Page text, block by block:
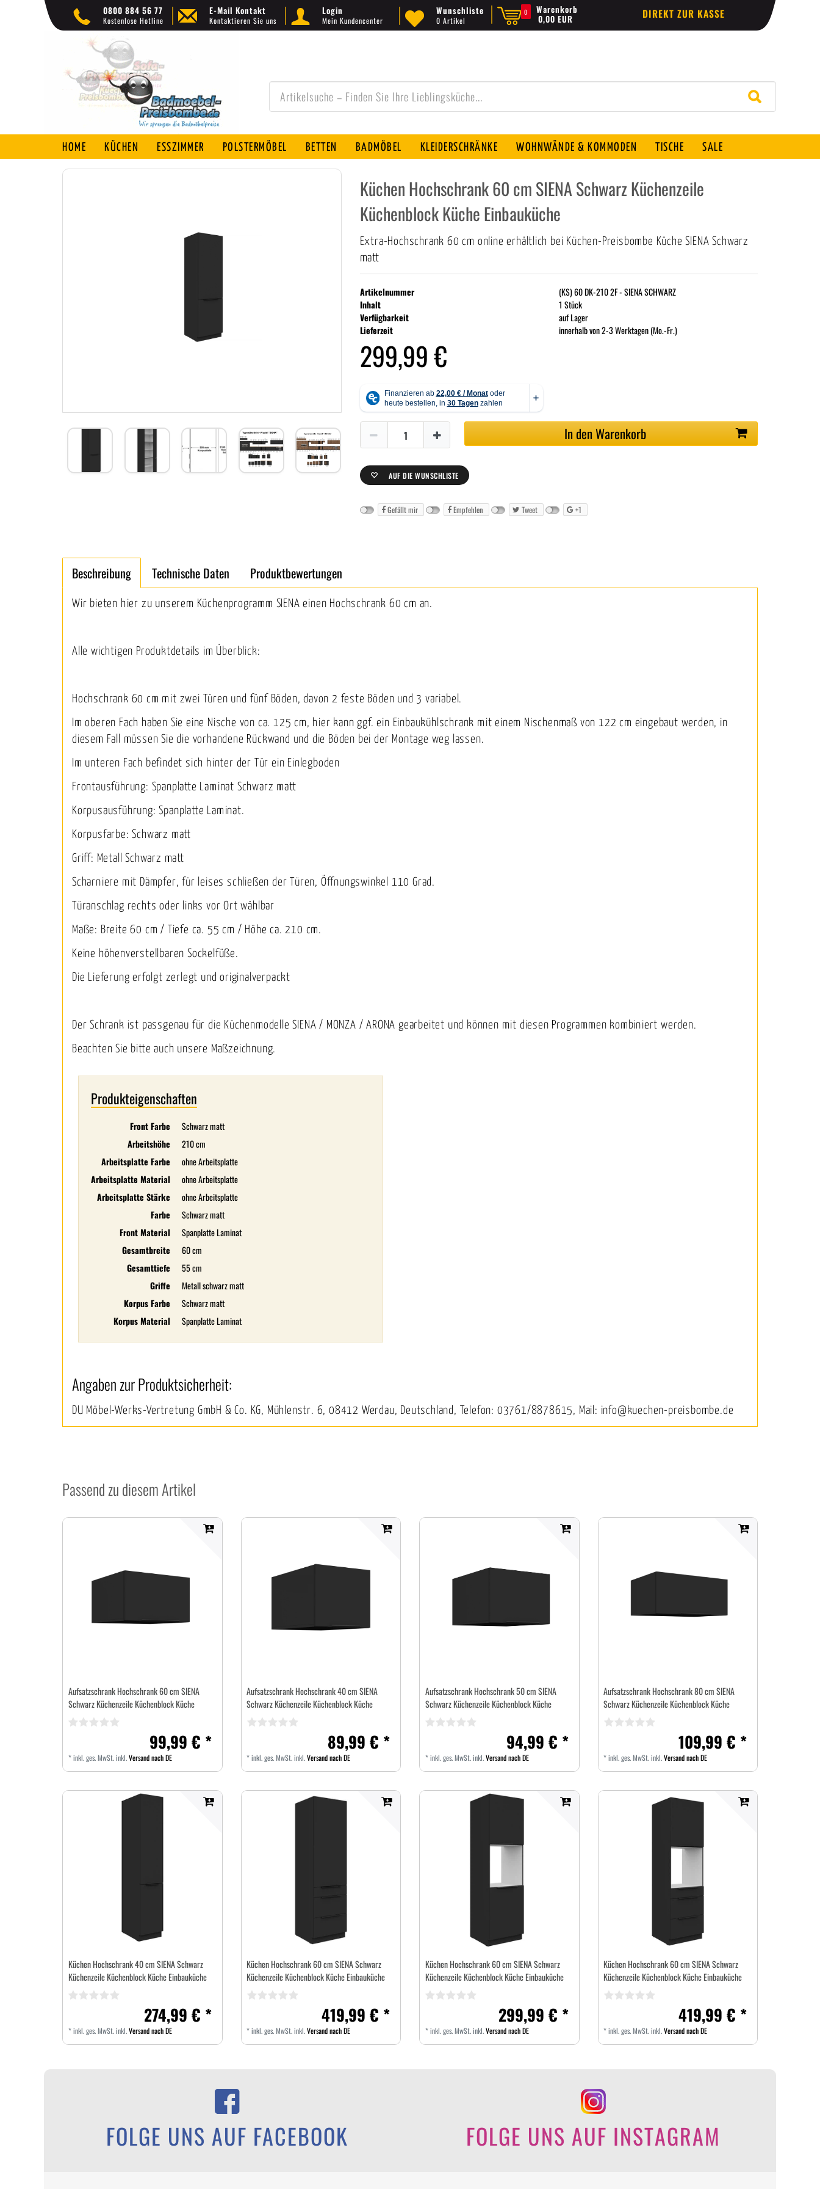
0800 884 56 77
Kostenlose Hotline
E-Mail Kontakt
Kontaktieren Sie uns
Login
Mein Kundencenter
Wunschliste
0 Artikel
Warenkorb
0,00 EUR
0 DIREKT ZUR KASSE
HOME KÜCHEN ESSZIMMER POLSTERMÖBEL BETTEN BADMÖBEL KLEIDERSCHRÄNKE WOHNWÄNDE & KOMMODEN TISCHE SALE
Küchen Hochschrank 60 cm SIENA Schwarz Küchenzeile
Küchenblock Küche Einbauküche
Extra-Hochschrank 60 cm online erhältlich bei Küchen-Preisbombe Küche SIENA Schwarz
matt
Artikelnummer
(KS) 60 DK-210 2F - SIENA SCHWARZ
Inhalt
1 Stück
Verfügbarkeit
Lieferzeit
auf Lager
innerhalb von 2-3 Werktagen (Mo.-Fr.)
299,99 €
In den Warenkorb
AUF DIE WUNSCHLISTE
Gefällt mir Empfehlen Tweet +1
Beschreibung Technische Daten Produktbewertungen
Wir bieten hier zu unserem Küchenprogramm SIENA einen Hochschrank 60 cm an.
Alle wichtigen Produktdetails im Überblick:
Hochschrank 60 cm mit zwei Türen und fünf Böden, davon 2 feste Böden und 3 variabel.
Im oberen Fach haben Sie eine Nische von ca. 125 cm, hier kann ggf. ein Einbaukühlschrank mit einem Nischenmaß von 122 cm eingebaut werden, in
diesem Fall müssen Sie die vorhandene Rückwand und die Böden bei der Montage weg lassen.
Im unteren Fach befindet sich hinter der Tür ein Einlegboden
Frontausführung: Spanplatte Laminat Schwarz matt
Korpusausführung: Spanplatte Laminat.
Korpusfarbe: Schwarz matt
Griff: Metall Schwarz matt
Scharniere mit Dämpfer, für leises schließen der Türen, Öffnungswinkel 110 Grad.
Türanschlag rechts oder links vor Ort wählbar
Maße: Breite 60 cm / Tiefe ca. 55 cm / Höhe ca. 210 cm.
Keine höhenverstellbaren Sockelfüße.
Die Lieferung erfolgt zerlegt und originalverpackt
Der Schrank ist passgenau für die Küchenmodelle SIENA / MONZA / ARONA gearbeitet und können mit diesen Programmen kombiniert werden.
Beachten Sie bitte auch unsere Maßzeichnung.
Produkteigenschaften
Front Farbe
Schwarz matt
Arbeitshöhe
210 cm
Arbeitsplatte Farbe
ohne Arbeitsplatte
Arbeitsplatte Material
ohne Arbeitsplatte
Arbeitsplatte Stärke
ohne Arbeitsplatte
Farbe
Schwarz matt
Front Material
Spanplatte Laminat
Gesamtbreite
60 cm
Gesamttiefe
55 cm
Griffe
Metall schwarz matt
Korpus Farbe
Schwarz matt
Korpus Material
Spanplatte Laminat
Angaben zur Produktsicherheit:
DU Möbel-Werks-Vertretung GmbH & Co. KG, Mühlenstr. 6, 08412 Werdau, Deutschland, Telefon: 03761/8878615, Mail: info@kuechen-preisbombe.de
Passend zu diesem Artikel
Aufsatzschrank Hochschrank 60 cm SIENA
Schwarz Küchenzeile Küchenblock Küche
99,99 € *
*inkl. ges. MwSt.inkl.Versand nach DE
Aufsatzschrank Hochschrank 40 cm SIENA
Schwarz Küchenzeile Küchenblock Küche
89,99 € *
*inkl. ges. MwSt.inkl.Versand nach DE
Aufsatzschrank Hochschrank 50 cm SIENA
Schwarz Küchenzeile Küchenblock Küche
94,99 € *
*inkl. ges. MwSt.inkl.Versand nach DE
Aufsatzschrank Hochschrank 80 cm SIENA
Schwarz Küchenzeile Küchenblock Küche
109,99 € *
*inkl. ges. MwSt.inkl.Versand nach DE
Küchen Hochschrank 40 cm SIENA Schwarz
Küchenzeile Küchenblock Küche Einbauküche
274,99 € *
*inkl. ges. MwSt.inkl.Versand nach DE
Küchen Hochschrank 60 cm SIENA Schwarz
Küchenzeile Küchenblock Küche Einbauküche
419,99 € *
*inkl. ges. MwSt.inkl.Versand nach DE
Küchen Hochschrank 60 cm SIENA Schwarz
Küchenzeile Küchenblock Küche Einbauküche
299,99 € *
*inkl. ges. MwSt.inkl.Versand nach DE
Küchen Hochschrank 60 cm SIENA Schwarz
Küchenzeile Küchenblock Küche Einbauküche
419,99 € *
*inkl. ges. MwSt.inkl.Versand nach DE
FOLGE UNS AUF FACEBOOK FOLGE UNS AUF INSTAGRAM